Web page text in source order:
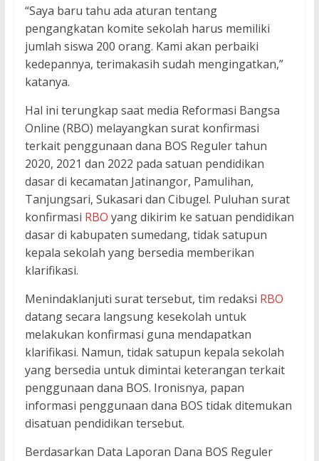
“Saya baru tahu ada aturan tentang
pengangkatan komite sekolah harus memiliki
jumlah siswa 200 orang. Kami akan perbaiki
kedepannya, terimakasih sudah mengingatkan,”
katanya.
Hal ini terungkap saat media Reformasi Bangsa
Online (RBO) melayangkan surat konfirmasi
terkait penggunaan dana BOS Reguler tahun
2020, 2021 dan 2022 pada satuan pendidikan
dasar di kecamatan Jatinangor, Pamulihan,
Tanjungsari, Sukasari dan Cibugel. Puluhan surat
konfirmasi RBO yang dikirim ke satuan pendidikan
dasar di kabupaten sumedang, tidak satupun
kepala sekolah yang bersedia memberikan
klarifikasi.
Menindaklanjuti surat tersebut, tim redaksi RBO
datang secara langsung kesekolah untuk
melakukan konfirmasi guna mendapatkan
klarifikasi. Namun, tidak satupun kepala sekolah
yang bersedia untuk dimintai keterangan terkait
penggunaan dana BOS. Ironisnya, papan
informasi penggunaan dana BOS tidak ditemukan
disatuan pendidikan tersebut.
Berdasarkan Data Laporan Dana BOS Reguler